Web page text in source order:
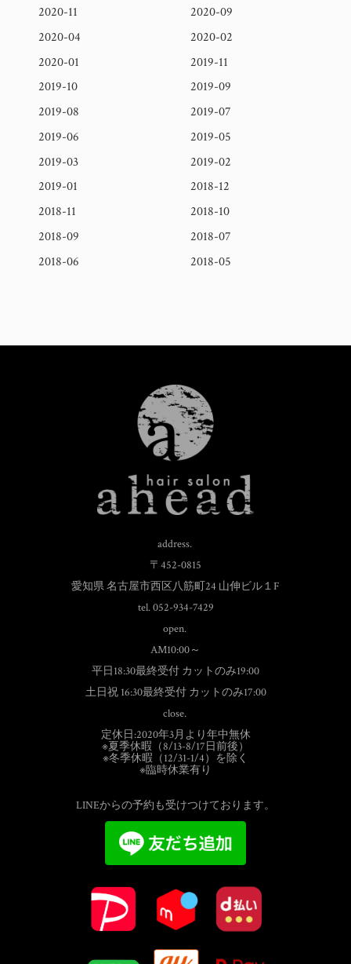
2020-11
2020-09
2020-04
2020-02
2020-01
2019-11
2019-10
2019-09
2019-08
2019-07
2019-06
2019-05
2019-03
2019-02
2019-01
2018-12
2018-11
2018-10
2018-09
2018-07
2018-06
2018-05
address.
〒452-0815
愛知県 名古屋市西区八筋町24 山伸ビル１F
tel. 052-934-7429
open.
AM10:00～
平日18:30最終受付 カットのみ19:00
土日祝 16:30最終受付 カットのみ17:00
close.
定休日:2020年3月より年中無休
※夏季休暇（8/13-8/17日前後）
※冬季休暇（12/31-1/4）を除く
※臨時休業有り
LINEからの予約も受けつけております。